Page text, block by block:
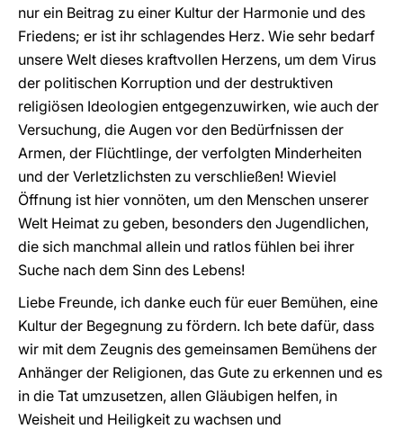
nur ein Beitrag zu einer Kultur der Harmonie und des
Friedens; er ist ihr schlagendes Herz. Wie sehr bedarf
unsere Welt dieses kraftvollen Herzens, um dem Virus
der politischen Korruption und der destruktiven
religiösen Ideologien entgegenzuwirken, wie auch der
Versuchung, die Augen vor den Bedürfnissen der
Armen, der Flüchtlinge, der verfolgten Minderheiten
und der Verletzlichsten zu verschließen! Wieviel
Öffnung ist hier vonnöten, um den Menschen unserer
Welt Heimat zu geben, besonders den Jugendlichen,
die sich manchmal allein und ratlos fühlen bei ihrer
Suche nach dem Sinn des Lebens!
Liebe Freunde, ich danke euch für euer Bemühen, eine
Kultur der Begegnung zu fördern. Ich bete dafür, dass
wir mit dem Zeugnis des gemeinsamen Bemühens der
Anhänger der Religionen, das Gute zu erkennen und es
in die Tat umzusetzen, allen Gläubigen helfen, in
Weisheit und Heiligkeit zu wachsen und